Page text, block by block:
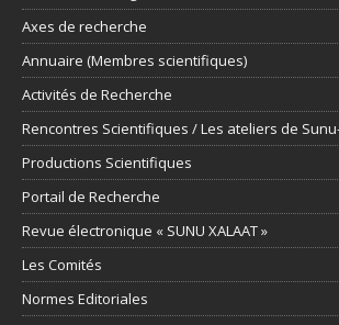
Axes de recherche
Annuaire (Membres scientifiques)
Activités de Recherche
Rencontres Scientifiques / Les ateliers de
Productions Scientifiques
Portail de Recherche
Revue électronique « SUNU XALAAT »
Les Comités
Normes Editoriales